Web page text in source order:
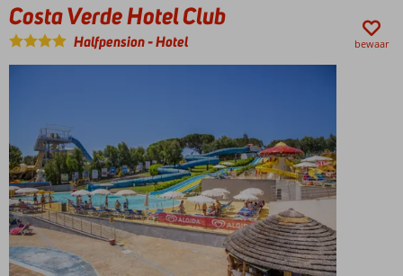
Costa Verde Hotel Club
Halfpension-Hotel bewaar